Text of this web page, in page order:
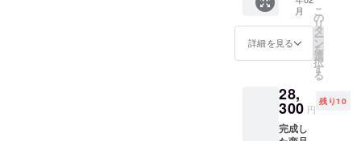
ます。
販売予
定価格
より下
がる可
※ご注文
状況、
製造工
程上の
売予定
価格
35,000
円税込
→35%
22,700
円税込/
送料込
※皆様の
月
詳細を見る
こ
の
リ
タ
ー
ン
を
選
択
す
る
28,
300 円
残り10
完成し